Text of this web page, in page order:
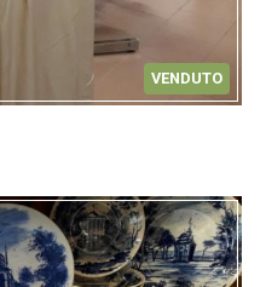
VENDUTO